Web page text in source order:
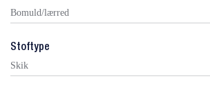
Bomuld/lærred
Stoftype
Skik